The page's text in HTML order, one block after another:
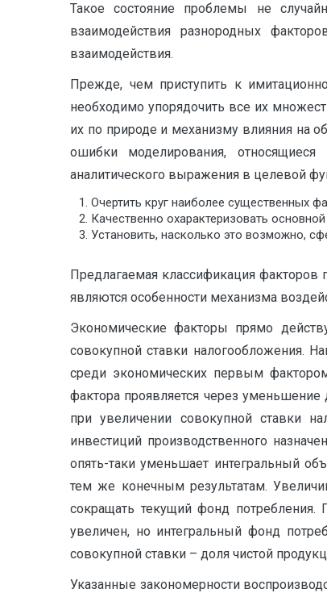
Такое состояние проблемы не
взаимодействия разнородных
взаимодействия.
Прежде, чем приступить к
необходимо упорядочить все их
их по природе и механизму влияния на
ошибки моделирования,
аналитического выражения в целевой
Очертить круг наиболее существенных
Качественно охарактеризовать
Установить, насколько это возможно,
Предлагаемая классификация
являются особенности механизма
Экономические факторы прямо
совокупной ставки налогообложения.
среди экономических первым
фактора проявляется через
при увеличении совокупной ставки
инвестиций производственного
опять-таки уменьшает интегральный
тем же конечным результатам.
сокращать текущий фонд
увеличен, но интегральный фонд
совокупной ставки – доля чистой
Указанные закономерности